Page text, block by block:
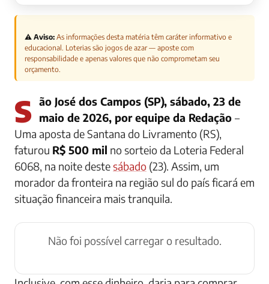
⚠️ Aviso: As informações desta matéria têm caráter informativo e
educacional. Loterias são jogos de azar — aposte com
responsabilidade e apenas valores que não comprometam seu
orçamento.
São José dos Campos (SP), sábado, 23 de maio de 2026, por equipe da Redação –
Uma aposta de Santana do Livramento (RS),
faturou R$ 500 mil no sorteio da Loteria Federal
6068, na noite destesábado (23). Assim, um
morador da fronteira na região sul do país ficará em
situação financeira mais tranquila.
Não foi possível carregar o resultado.